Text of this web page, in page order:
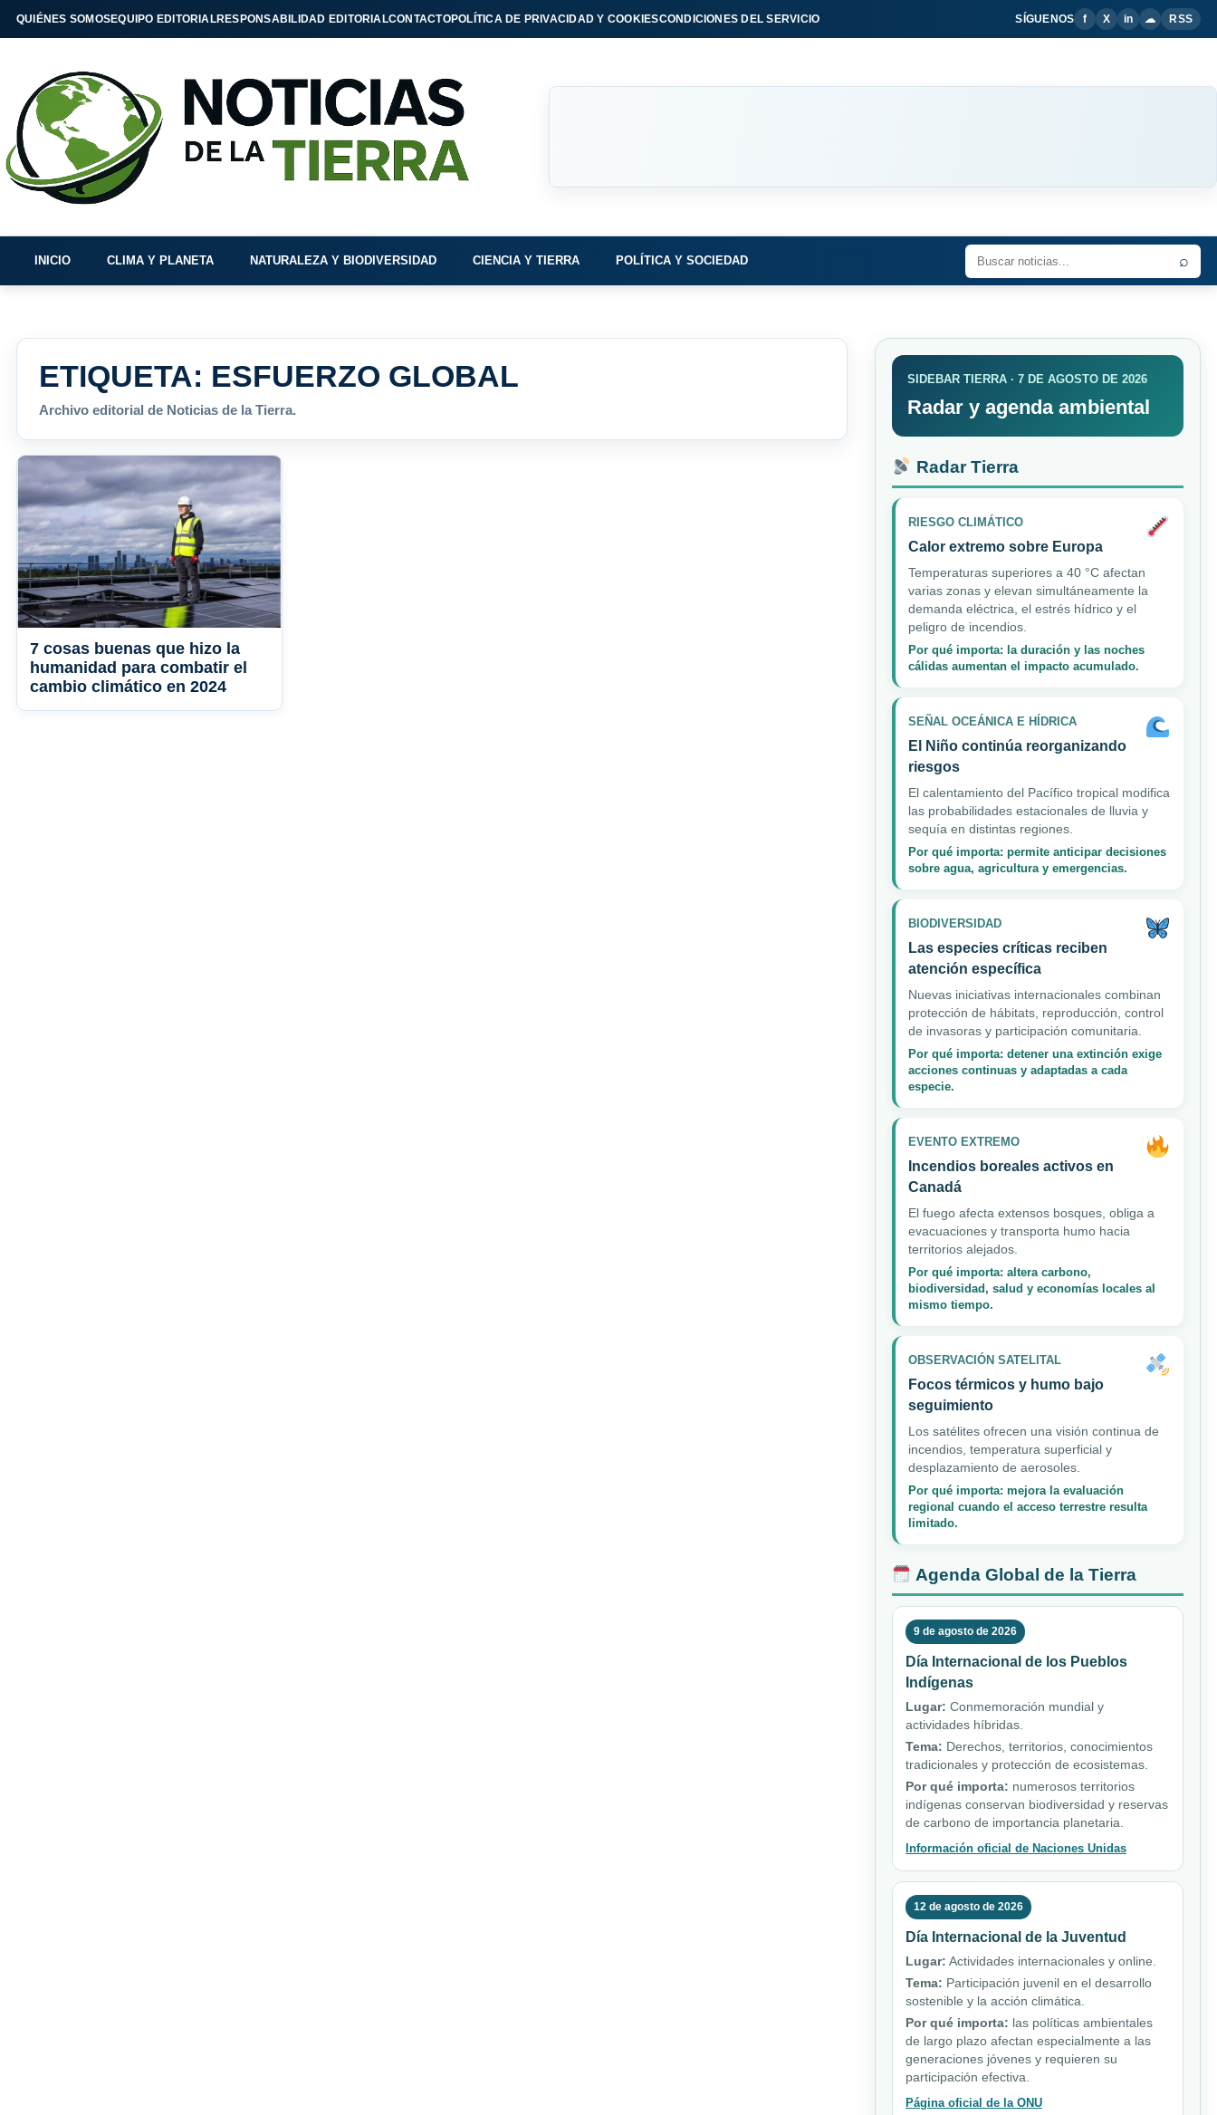
QUIÉNES SOMOSEQUIPO EDITORIALRESPONSABILIDAD EDITORIALCONTACTOPOLÍTICA DE PRIVACIDAD Y COOKIESCONDICIONES DEL SERVICIO SÍGUENOS f X in ☁ RSS
INICIO CLIMA Y PLANETA NATURALEZA Y BIODIVERSIDAD CIENCIA Y TIERRA POLÍTICA Y SOCIEDAD ⌕
ETIQUETA: ESFUERZO GLOBAL
Archivo editorial de Noticias de la Tierra.
7 cosas buenas que hizo la
humanidad para combatir el
cambio climático en 2024
SIDEBAR TIERRA · 7 DE AGOSTO DE 2026
Radar y agenda ambiental
Radar Tierra
RIESGO CLIMÁTICO
Calor extremo sobre Europa
Temperaturas superiores a 40 °C afectan
varias zonas y elevan simultáneamente la
demanda eléctrica, el estrés hídrico y el
peligro de incendios.
Por qué importa: la duración y las noches
cálidas aumentan el impacto acumulado.
SEÑAL OCEÁNICA E HÍDRICA
El Niño continúa reorganizando
riesgos
El calentamiento del Pacífico tropical modifica
las probabilidades estacionales de lluvia y
sequía en distintas regiones.
Por qué importa: permite anticipar decisiones
sobre agua, agricultura y emergencias.
BIODIVERSIDAD
Las especies críticas reciben
atención específica
Nuevas iniciativas internacionales combinan
protección de hábitats, reproducción, control
de invasoras y participación comunitaria.
Por qué importa: detener una extinción exige
acciones continuas y adaptadas a cada
especie.
EVENTO EXTREMO
Incendios boreales activos en
Canadá
El fuego afecta extensos bosques, obliga a
evacuaciones y transporta humo hacia
territorios alejados.
Por qué importa: altera carbono,
biodiversidad, salud y economías locales al
mismo tiempo.
OBSERVACIÓN SATELITAL
Focos térmicos y humo bajo
seguimiento
Los satélites ofrecen una visión continua de
incendios, temperatura superficial y
desplazamiento de aerosoles.
Por qué importa: mejora la evaluación
regional cuando el acceso terrestre resulta
limitado.
Agenda Global de la Tierra
9 de agosto de 2026
Día Internacional de los Pueblos
Indígenas
Lugar: Conmemoración mundial y
actividades híbridas.
Tema: Derechos, territorios, conocimientos
tradicionales y protección de ecosistemas.
Por qué importa: numerosos territorios
indígenas conservan biodiversidad y reservas
de carbono de importancia planetaria.
Información oficial de Naciones Unidas
12 de agosto de 2026
Día Internacional de la Juventud
Lugar: Actividades internacionales y online.
Tema: Participación juvenil en el desarrollo
sostenible y la acción climática.
Por qué importa: las políticas ambientales
de largo plazo afectan especialmente a las
generaciones jóvenes y requieren su
participación efectiva.
Página oficial de la ONU